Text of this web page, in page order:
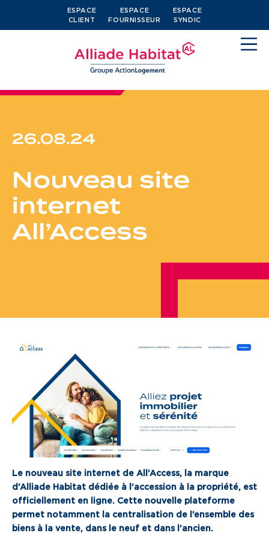
ESPACE
CLIENT
ESPACE
FOURNISSEUR
ESPACE
SYNDIC
Je cherche un logement
J’ai moins de 30 ans
Je suis salarié
Vous êtes partenaire
Services aux territoires
Services aux habitants
Innovation
Qui sommes-nous
Notre vision
Notre projet d’entreprise
26.08.24
Nouveau site
internet
All’Access
Le nouveau site internet de All’Access, la marque
d’Alliade Habitat dédiée à l’accession à la propriété, est
officiellement en ligne. Cette nouvelle plateforme
permet notamment la centralisation de l’ensemble des
biens à la vente, dans le neuf et dans l’ancien.